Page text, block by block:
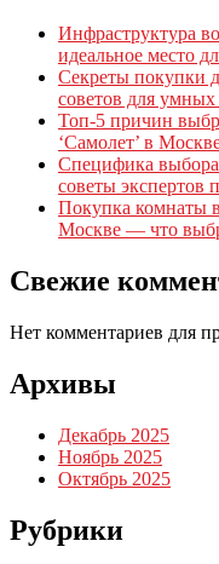
Инфраструктура
идеальное место
Секреты покупки
советов для умных
Топ-5 причин
‘Самолет’ в
Специфика
советы экспертов
Покупка комнаты
Москве — что
Свежие
Нет комментариев для
Архивы
Декабрь 2025
Ноябрь 2025
Октябрь 2025
Рубрики